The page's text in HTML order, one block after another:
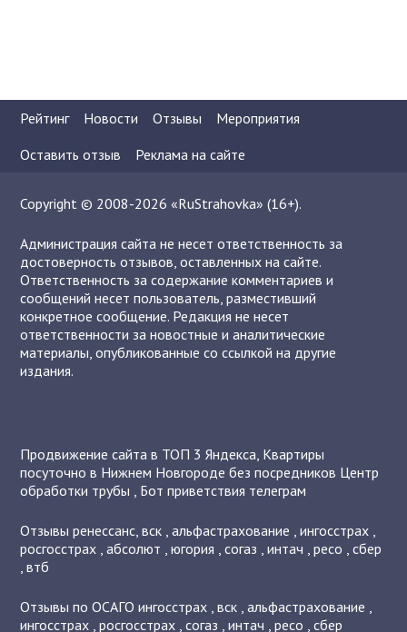
Рейтинг Новости Отзывы
Мероприятия
Оставить отзыв
Реклама на сайте
Copyright © 2008-2026 «RuStrahovka» (16+).
Администрация сайта не несет ответственность за
достоверность отзывов, оставленных на сайте.
Ответственность за содержание комментариев и
сообщений несет пользователь, разместивший
конкретное сообщение. Редакция не несет
ответственности за новостные и аналитические
материалы, опубликованные со ссылкой на другие
издания.
Продвижение сайта в ТОП 3 Яндекса, Квартиры
посуточно в Нижнем Новгороде без посредников Центр
обработки трубы , Бот приветствия телеграм
Отзывыренессанс,вск ,альфастрахование ,ингосстрах ,
росгосстрах ,абсолют ,югория ,согаз ,интач ,ресо ,сбер
,втб
Отзывы по ОСАГОингосстрах ,вск ,альфастрахование ,
ингосстрах ,росгосстрах ,согаз ,интач ,ресо ,сбер